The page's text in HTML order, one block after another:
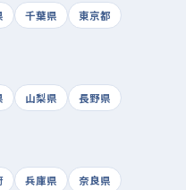
千葉県
東京都
山梨県
長野県
兵庫県
奈良県